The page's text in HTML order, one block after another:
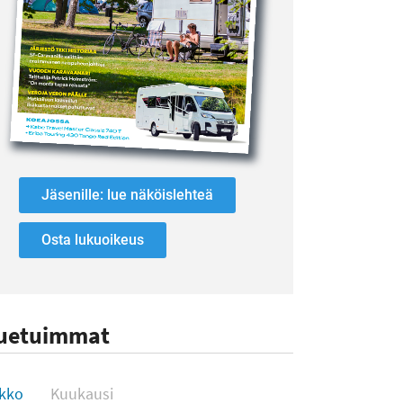
Jäsenille: lue näköislehteä
Osta lukuoikeus
Kuukausi